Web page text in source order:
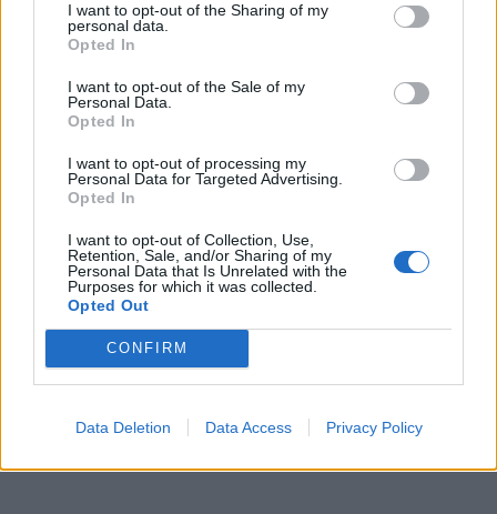
I want to opt-out of the Sharing of my
personal data.
Opted In
I want to opt-out of the Sale of my
Personal Data.
Opted In
I want to opt-out of processing my
Personal Data for Targeted Advertising.
Opted In
I want to opt-out of Collection, Use,
Retention, Sale, and/or Sharing of my
Personal Data that Is Unrelated with the
Purposes for which it was collected.
Opted Out
CONFIRM
Data Deletion Data Access Privacy Policy
Με τον γάμο τους, η Λαίδη Ελίζα Σπένσερ θα
γίνει και θετή μητέρα του 8χρονου γιου του
Channing, Νέιτ, τον οποίο έχει αποκτήσει από
προηγούμενη σχέση που είχε. Αν και δεν έχει
η Λαίδη Ελίζα Σπένσερ έχει δηλώσει ότι της